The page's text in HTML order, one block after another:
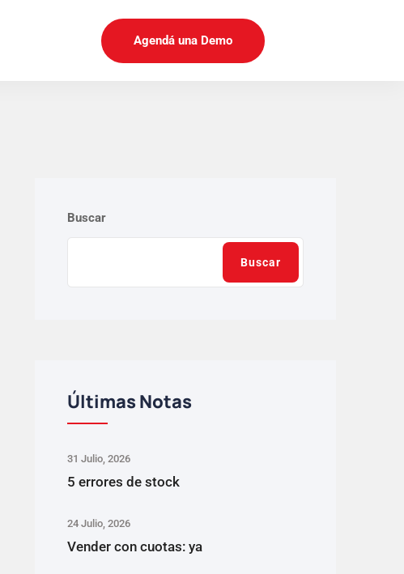
Agendá una Demo
Buscar
Buscar
Últimas Notas
31 Julio, 2026
5 errores de stock
24 Julio, 2026
Vender con cuotas: ya